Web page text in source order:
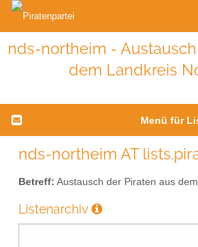
nds-northeim -
dem Landkreis
Menü für
nds-northeim AT
Betreff: Austausch der Piraten aus
Listenarchiv